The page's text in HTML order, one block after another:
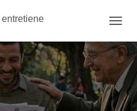
A
M
B
A
R
M